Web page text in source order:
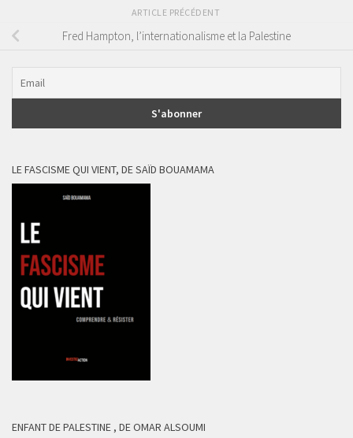
ARTICLE PRÉCÉDENT
Fred Hampton, l’internationalisme et la Palestine
LE FASCISME QUI VIENT, DE SAÏD BOUAMAMA
ENFANT DE PALESTINE , DE OMAR ALSOUMI